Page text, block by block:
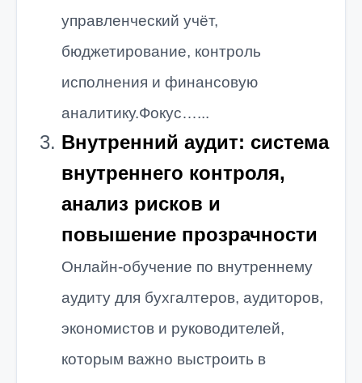
управленческий учёт,
бюджетирование, контроль
исполнения и финансовую
аналитику.Фокус…...
Внутренний аудит: система
внутреннего контроля,
анализ рисков и
повышение прозрачности
Онлайн-обучение по внутреннему
аудиту для бухгалтеров, аудиторов,
экономистов и руководителей,
которым важно выстроить в